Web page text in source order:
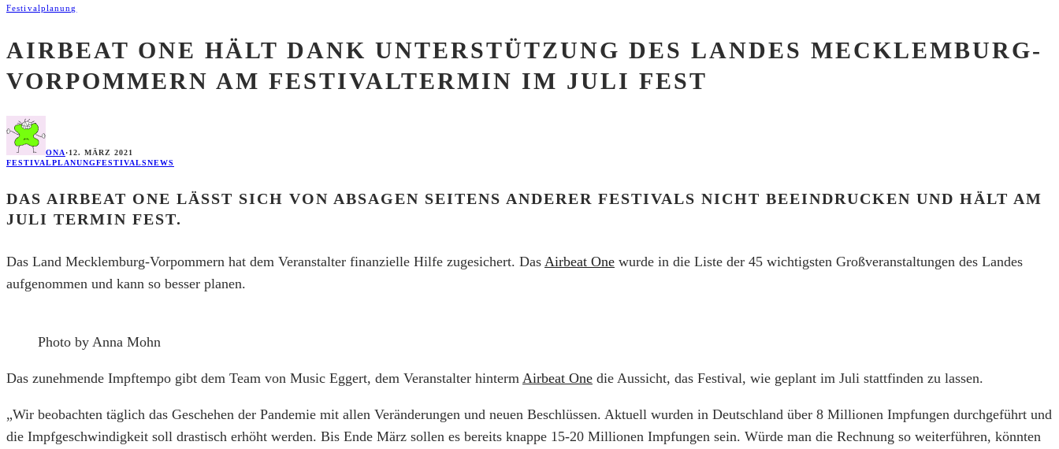
Festivalplanung
AIRBEAT ONE HÄLT DANK UNTERSTÜTZUNG DES LANDES MECKLEMBURG-
VORPOMMERN AM FESTIVALTERMIN IM JULI FEST
ONA·12. MÄRZ 2021
FESTIVALPLANUNGFESTIVALSNEWS
DAS AIRBEAT ONE LÄSST SICH VON ABSAGEN SEITENS ANDERER FESTIVALS NICHT BEEINDRUCKEN UND HÄLT AM
JULI TERMIN FEST.
Das Land Mecklemburg-Vorpommern hat dem Veranstalter finanzielle Hilfe zugesichert. Das Airbeat One wurde in die Liste der 45 wichtigsten Großveranstaltungen des Landes
aufgenommen und kann so besser planen.
Photo by Anna Mohn
Das zunehmende Impftempo gibt dem Team von Music Eggert, dem Veranstalter hinterm Airbeat One die Aussicht, das Festival, wie geplant im Juli stattfinden zu lassen.
„Wir beobachten täglich das Geschehen der Pandemie mit allen Veränderungen und neuen Beschlüssen. Aktuell wurden in Deutschland über 8 Millionen Impfungen durchgeführt und
die Impfgeschwindigkeit soll drastisch erhöht werden. Bis Ende März sollen es bereits knappe 15-20 Millionen Impfungen sein. Würde man die Rechnung so weiterführen, könnten